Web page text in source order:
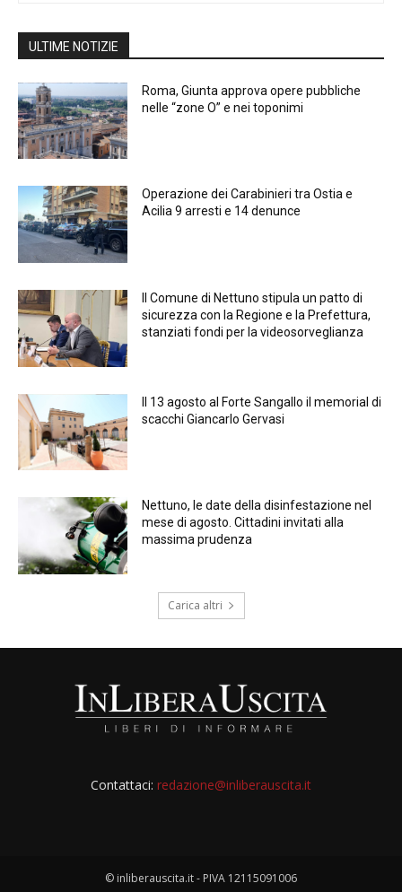
ULTIME NOTIZIE
Roma, Giunta approva opere pubbliche
nelle “zone O” e nei toponimi
Operazione dei Carabinieri tra Ostia e
Acilia 9 arresti e 14 denunce
Il Comune di Nettuno stipula un patto di
sicurezza con la Regione e la Prefettura,
stanziati fondi per la videosorveglianza
Il 13 agosto al Forte Sangallo il memorial di
scacchi Giancarlo Gervasi
Nettuno, le date della disinfestazione nel
mese di agosto. Cittadini invitati alla
massima prudenza
Carica altri
Contattaci: redazione@inliberauscita.it
© inliberauscita.it - PIVA 12115091006